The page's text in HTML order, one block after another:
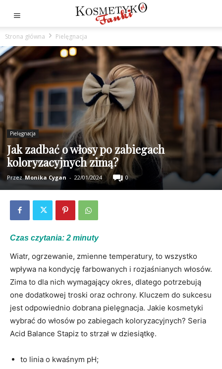
Strona główna Pielęgnacja
Pielęgnacja
Jak zadbać o włosy po zabiegach
koloryzacyjnych zimą?
Przez Monika Cygan - 22/01/2024 0
Czas czytania: 2 minuty
Wiatr, ogrzewanie, zmienne temperatury, to wszystko
wpływa na kondycję farbowanych i rozjaśnianych włosów.
Zima to dla nich wymagający okres, dlatego potrzebują
one dodatkowej troski oraz ochrony. Kluczem do sukcesu
jest odpowiednio dobrana pielęgnacja. Jakie kosmetyki
wybrać do włosów po zabiegach koloryzacyjnych? Seria
Acid Balance Stapiz to strzał w dziesiątkę.
to linia o kwaśnym pH;